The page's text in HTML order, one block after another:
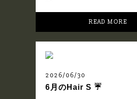
READ MORE
2026/06/30
6月のHair S ☔️